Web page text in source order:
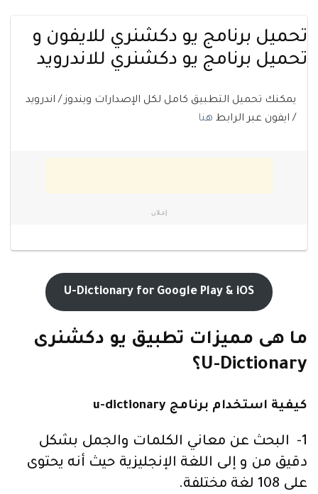
تحميل برنامج يو دكشنري للايفون و
تحميل برنامج يو دكشنري للاندرويد
يمكنك تحميل التطبيق كامل لكل الإصدارات ويندوز / اندرويد
/ ايفون عبر الرابط هنا
إعـلان
U-Dictionary for Google Play & iOS
ما هى مميزات تطبيق يو دكشنرى
U-Dictionary؟
كيفية استخدام برنامج u-dictionary
1- البحث عن معاني الكلمات والجمل بشكل
دقيق من و إلى اللغة الإنجليزية حيث أنه يحتوى
على 108 لغة مختلفة.